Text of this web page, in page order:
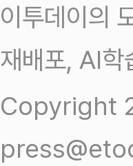
이투데이의
재배포, AI학
Copyright